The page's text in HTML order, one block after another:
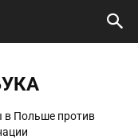
в Польше против